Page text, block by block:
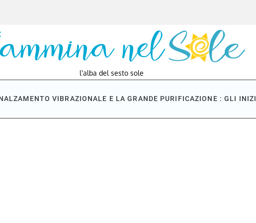
l'alba del sesto sole
VIBRAZIONALE E LA GRANDE PURIFICAZIONE : GLI INIZI